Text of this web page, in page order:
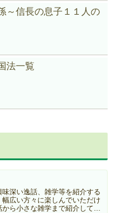
～信長の息子１１人の
法一覧
味深い逸話、雑学等を紹介する
広い方々に楽しんでいただけ
ら小さな雑学まで紹介してい